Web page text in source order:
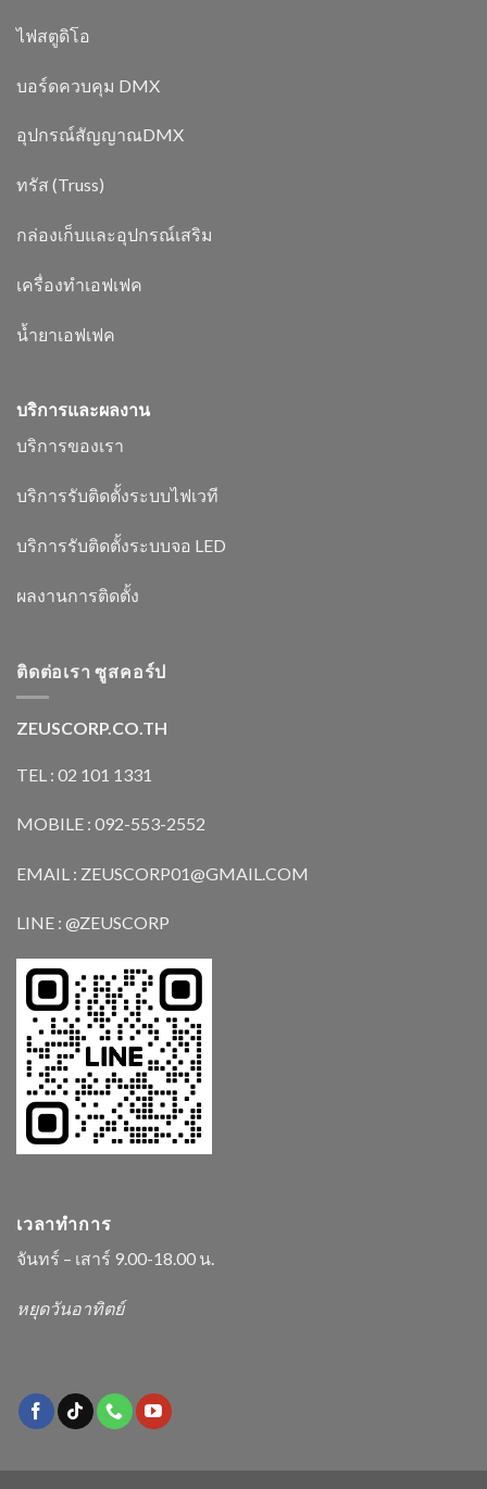
ไฟสตูดิโอ
บอร์ดควบคุม DMX
อุปกรณ์สัญญาณDMX
ทรัส (Truss)
กล่องเก็บและอุปกรณ์เสริม
เครื่องทำเอฟเฟค
น้ำยาเอฟเฟค
บริการและผลงาน
บริการของเรา
บริการรับติดตั้งระบบไฟเวที
บริการรับติดตั้งระบบจอ LED
ผลงานการติดตั้ง
ติดต่อเรา ซูสคอร์ป
ZEUSCORP.CO.TH
TEL : 02 101 1331
MOBILE : 092-553-2552
EMAIL : ZEUSCORP01@GMAIL.COM
LINE : @ZEUSCORP
เวลาทำการ
จันทร์ – เสาร์ 9.00-18.00 น.
หยุดวันอาทิตย์